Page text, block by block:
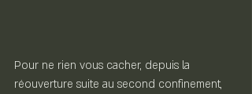
Pour ne rien vous cacher, depuis la
réouverture suite au second confinement,